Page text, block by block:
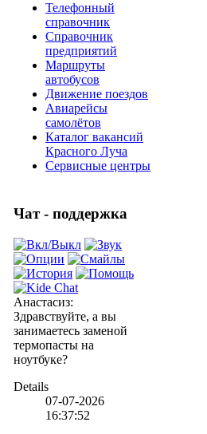
Телефонный
справочник
Справочник
предприятий
Маршруты
автобусов
Движение поездов
Авиарейсы
самолётов
Каталог вакансий
Красного Луча
Сервисные центры
Чат - поддержка
Анастасиз:
Здравствуйте, а вы
занимаетесь заменой
термопасты на
ноутбуке?
Details
07-07-2026
16:37:52